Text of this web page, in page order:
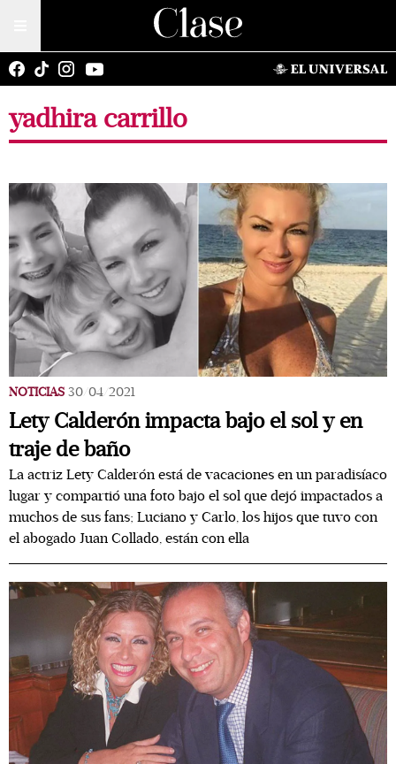
yadhira carrillo
NOTICIAS 30/04/2021
Lety Calderón impacta bajo el sol y en
traje de baño
La actriz Lety Calderón está de vacaciones en un paradisíaco
lugar y compartió una foto bajo el sol que dejó impactados a
muchos de sus fans; Luciano y Carlo, los hijos que tuvo con
el abogado Juan Collado, están con ella